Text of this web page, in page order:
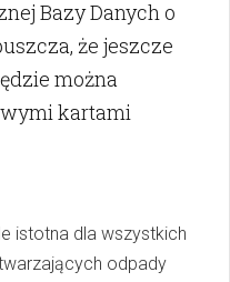
Bazy Danych o
że jeszcze
można
kartami
istotna dla wszystkich
odpady